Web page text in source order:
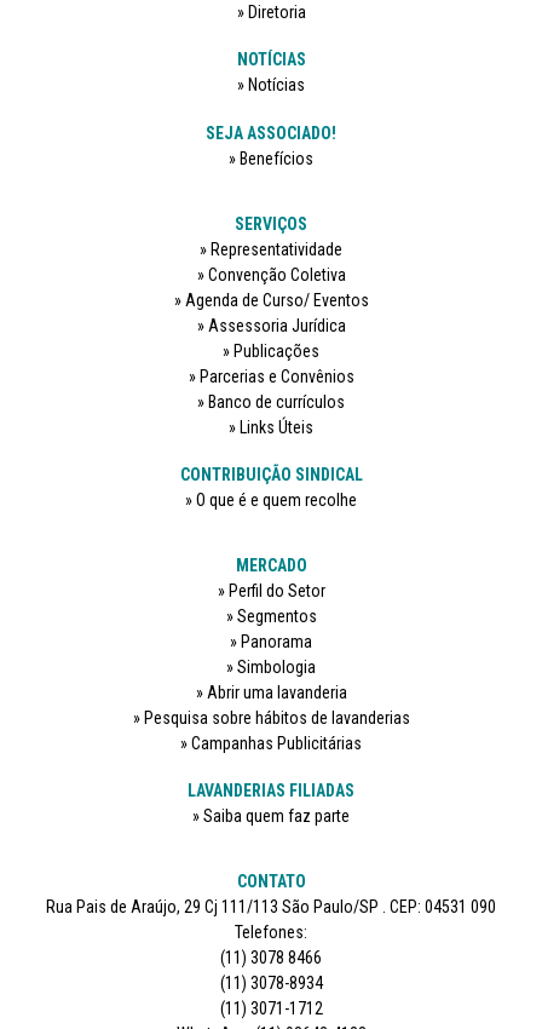
Diretoria
NOTÍCIAS
Notícias
SEJA ASSOCIADO!
Benefícios
SERVIÇOS
Representatividade
Convenção Coletiva
Agenda de Curso/ Eventos
Assessoria Jurídica
Publicações
Parcerias e Convênios
Banco de currículos
Links Úteis
CONTRIBUIÇÃO SINDICAL
O que é e quem recolhe
MERCADO
Perfil do Setor
Segmentos
Panorama
Simbologia
Abrir uma lavanderia
Pesquisa sobre hábitos de lavanderias
Campanhas Publicitárias
LAVANDERIAS FILIADAS
Saiba quem faz parte
CONTATO
Rua Pais de Araújo, 29 Cj 111/113 São Paulo/SP . CEP: 04531 090
Telefones:
(11) 3078 8466
(11) 3078-8934
(11) 3071-1712